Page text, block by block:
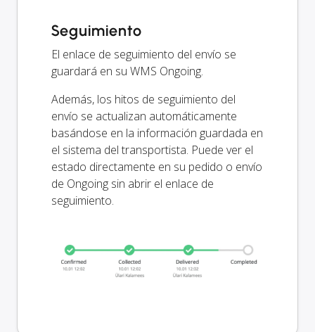
Seguimiento
El enlace de seguimiento del envío se
guardará en su WMS Ongoing.
Además, los hitos de seguimiento del
envío se actualizan automáticamente
basándose en la información guardada en
el sistema del transportista. Puede ver el
estado directamente en su pedido o envío
de Ongoing sin abrir el enlace de
seguimiento.